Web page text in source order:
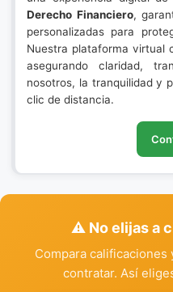
Derecho Financiero,
personalizadas para
Nuestra plataforma virtual
asegurando claridad,
nosotros, la tranquilidad y
clic de distancia.
⚠️ No elijas a
Compara
contratar. Así